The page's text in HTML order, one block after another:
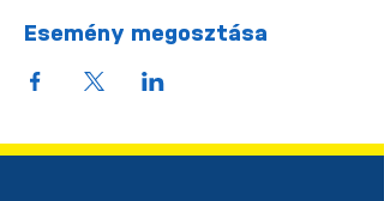
Esemény megosztása